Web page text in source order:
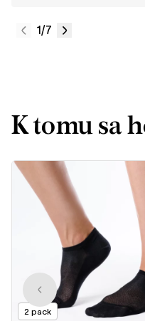
zlepší. Ďakujeme
1/7
K tomu sa
2 pack